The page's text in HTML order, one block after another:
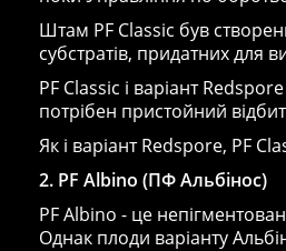
Штам PF Classic був
субстратів, придатних для
PF Classic і варіант
потрібен пристойний
Як і варіант Redspore, PF
2. PF Albino (ПФ Альбінос)
PF Albino - це
Однак плоди варіанту